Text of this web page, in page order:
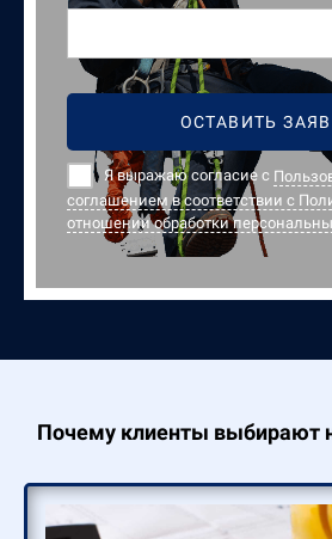
ОСТАВИТЬ
Я выражаю согласие с
соглашением в соответствии с
отношении обработки
Почему клиенты выбирают